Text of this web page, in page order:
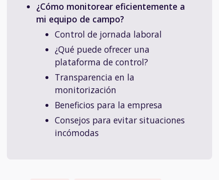
¿Cómo monitorear eficientemente a
mi equipo de campo?
Control de jornada laboral
¿Qué puede ofrecer una
plataforma de control?
Transparencia en la
monitorización
Beneficios para la empresa
Consejos para evitar situaciones
incómodas